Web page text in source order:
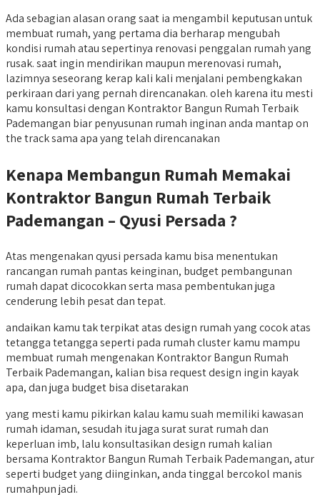
Ada sebagian alasan orang saat ia mengambil keputusan untuk
membuat rumah, yang pertama dia berharap mengubah
kondisi rumah atau sepertinya renovasi penggalan rumah yang
rusak. saat ingin mendirikan maupun merenovasi rumah,
lazimnya seseorang kerap kali kali menjalani pembengkakan
perkiraan dari yang pernah direncanakan. oleh karena itu mesti
kamu konsultasi dengan Kontraktor Bangun Rumah Terbaik
Pademangan biar penyusunan rumah inginan anda mantap on
the track sama apa yang telah direncanakan
Kenapa Membangun Rumah Memakai
Kontraktor Bangun Rumah Terbaik
Pademangan – Qyusi Persada ?
Atas mengenakan qyusi persada kamu bisa menentukan
rancangan rumah pantas keinginan, budget pembangunan
rumah dapat dicocokkan serta masa pembentukan juga
cenderung lebih pesat dan tepat.
andaikan kamu tak terpikat atas design rumah yang cocok atas
tetangga tetangga seperti pada rumah cluster kamu mampu
membuat rumah mengenakan Kontraktor Bangun Rumah
Terbaik Pademangan, kalian bisa request design ingin kayak
apa, dan juga budget bisa disetarakan
yang mesti kamu pikirkan kalau kamu suah memiliki kawasan
rumah idaman, sesudah itu jaga surat surat rumah dan
keperluan imb, lalu konsultasikan design rumah kalian
bersama Kontraktor Bangun Rumah Terbaik Pademangan, atur
seperti budget yang diinginkan, anda tinggal bercokol manis
rumahpun jadi.